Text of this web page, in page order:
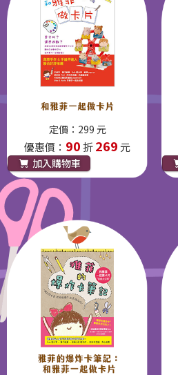
定價：299 元
優惠價： 90折269 元
加入購物車